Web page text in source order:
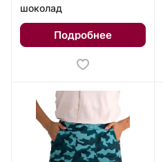
шоколад
Подробнее